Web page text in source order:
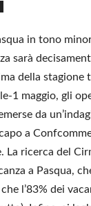
in tono
sarà
della stagione
1 maggio, gli
da
a
La ricerca del
a Pasqua,
l’83% dei